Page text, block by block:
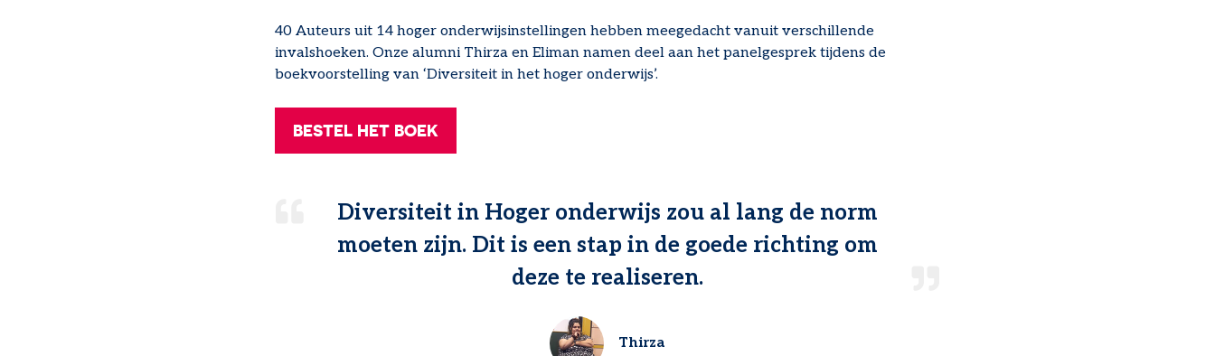
40 Auteurs uit 14 hoger onderwijsinstellingen hebben meegedacht vanuit verschillende
invalshoeken. Onze alumni Thirza en Eliman namen deel aan het panelgesprek tijdens de
boekvoorstelling van ‘Diversiteit in het hoger onderwijs’.
BESTEL HET BOEK
Diversiteit in Hoger onderwijs zou al lang de norm
moeten zijn. Dit is een stap in de goede richting om
deze te realiseren.
Thirza